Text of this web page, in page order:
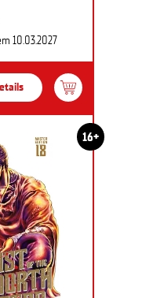
10.03.2027
16+